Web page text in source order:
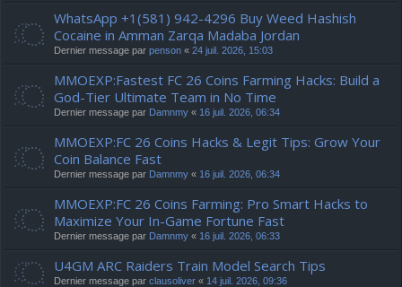
WhatsApp +1(581) 942-4296 Buy Weed Hashish
Cocaine in Amman Zarqa Madaba Jordan
Dernier message par penson « 24 juil. 2026, 15:03
MMOEXP:Fastest FC 26 Coins Farming Hacks: Build a
God-Tier Ultimate Team in No Time
Dernier message par Damnmy « 16 juil. 2026, 06:34
MMOEXP:FC 26 Coins Hacks & Legit Tips: Grow Your
Coin Balance Fast
Dernier message par Damnmy « 16 juil. 2026, 06:34
MMOEXP:FC 26 Coins Farming: Pro Smart Hacks to
Maximize Your In-Game Fortune Fast
Dernier message par Damnmy « 16 juil. 2026, 06:33
U4GM ARC Raiders Train Model Search Tips
Dernier message par clausoliver « 14 juil. 2026, 09:36